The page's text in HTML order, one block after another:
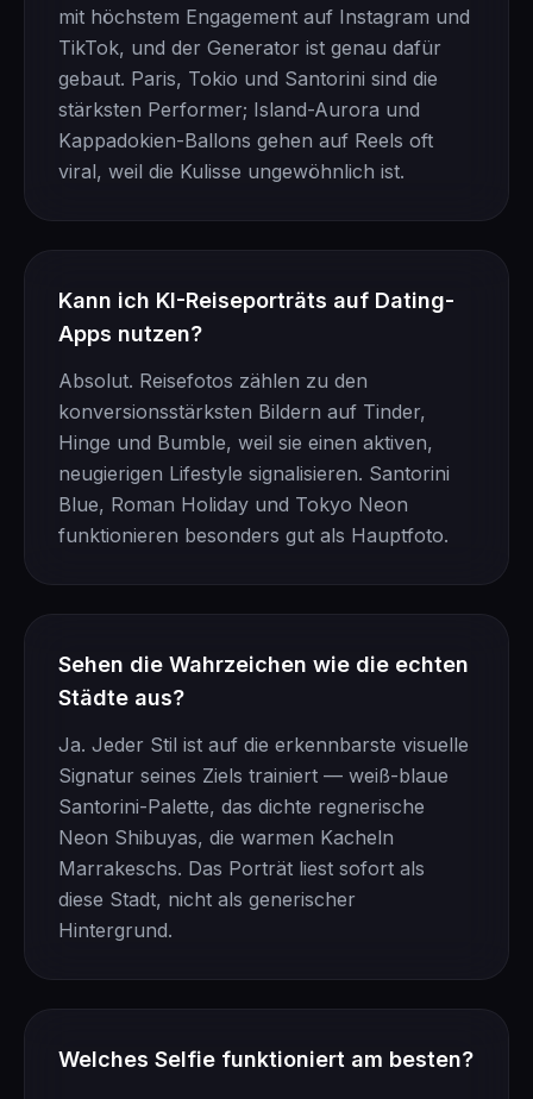
mit höchstem Engagement auf Instagram und
TikTok, und der Generator ist genau dafür
gebaut. Paris, Tokio und Santorini sind die
stärksten Performer; Island-Aurora und
Kappadokien-Ballons gehen auf Reels oft
viral, weil die Kulisse ungewöhnlich ist.
Kann ich KI-Reiseporträts auf Dating-
Apps nutzen?
Absolut. Reisefotos zählen zu den
konversionsstärksten Bildern auf Tinder,
Hinge und Bumble, weil sie einen aktiven,
neugierigen Lifestyle signalisieren. Santorini
Blue, Roman Holiday und Tokyo Neon
funktionieren besonders gut als Hauptfoto.
Sehen die Wahrzeichen wie die echten
Städte aus?
Ja. Jeder Stil ist auf die erkennbarste visuelle
Signatur seines Ziels trainiert — weiß-blaue
Santorini-Palette, das dichte regnerische
Neon Shibuyas, die warmen Kacheln
Marrakeschs. Das Porträt liest sofort als
diese Stadt, nicht als generischer
Hintergrund.
Welches Selfie funktioniert am besten?